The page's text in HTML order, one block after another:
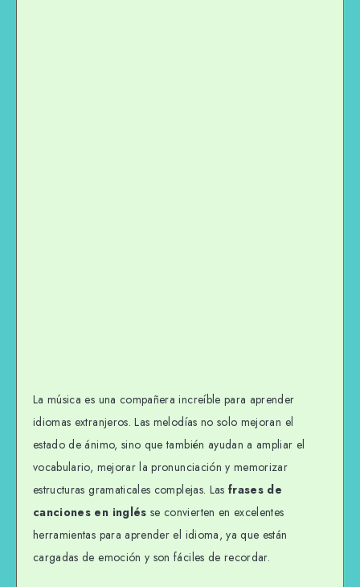
La música es una compañera increíble para aprender
idiomas extranjeros. Las melodías no solo mejoran el
estado de ánimo, sino que también ayudan a ampliar el
vocabulario, mejorar la pronunciación y memorizar
estructuras gramaticales complejas. Lasfrases de
canciones en inglés se convierten en excelentes
herramientas para aprender el idioma, ya que están
cargadas de emoción y son fáciles de recordar.